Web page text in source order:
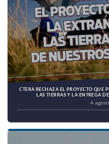
CTERA RECHAZA EL PROYECTO QUE
LAS TIERRAS Y LA ENTREGA
4